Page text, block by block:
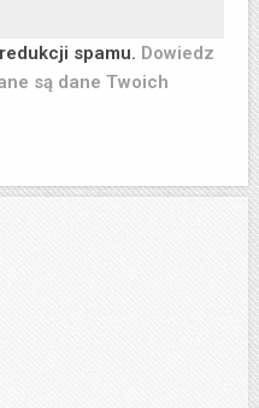
spamu. Dowiedz
są dane Twoich